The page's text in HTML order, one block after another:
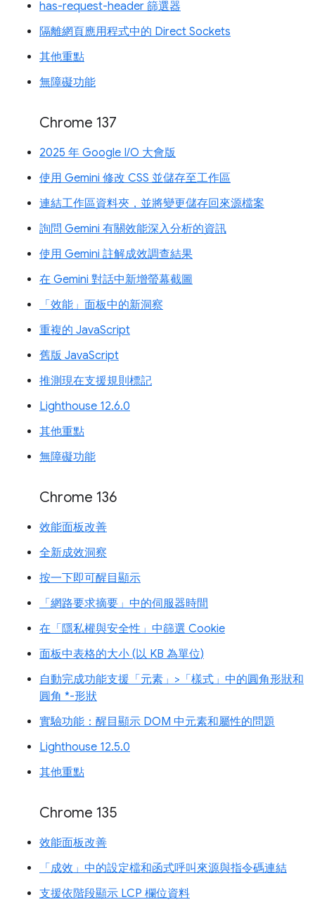
has-request-header 篩選器
隔離網頁應用程式中的 Direct Sockets
其他重點
無障礙功能
Chrome 137
2025 年 Google I/O 大會版
使用 Gemini 修改 CSS 並儲存至工作區
連結工作區資料夾，並將變更儲存回來源檔案
詢問 Gemini 有關效能深入分析的資訊
使用 Gemini 註解成效調查結果
在 Gemini 對話中新增螢幕截圖
「效能」面板中的新洞察
重複的 JavaScript
舊版 JavaScript
推測現在支援規則標記
Lighthouse 12.6.0
其他重點
無障礙功能
Chrome 136
效能面板改善
全新成效洞察
按一下即可醒目顯示
「網路要求摘要」中的伺服器時間
在「隱私權與安全性」中篩選 Cookie
面板中表格的大小 (以 KB 為單位)
自動完成功能支援「元素」>「樣式」中的圓角形狀和
圓角 *-形狀
實驗功能：醒目顯示 DOM 中元素和屬性的問題
Lighthouse 12.5.0
其他重點
Chrome 135
效能面板改善
「成效」中的設定檔和函式呼叫來源與指令碼連結
支援依階段顯示 LCP 欄位資料